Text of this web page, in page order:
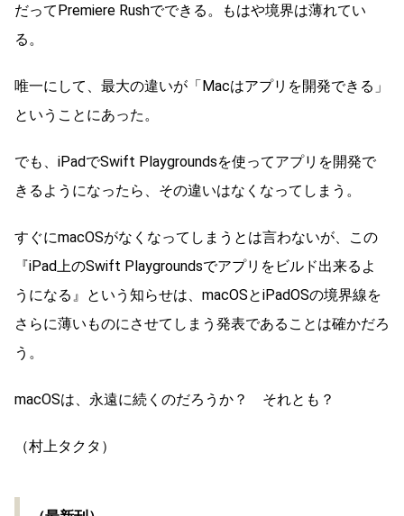
だってPremiere Rushでできる。もはや境界は薄れてい
る。
唯一にして、最大の違いが「Macはアプリを開発できる」
ということにあった。
でも、iPadでSwift Playgroundsを使ってアプリを開発で
きるようになったら、その違いはなくなってしまう。
すぐにmacOSがなくなってしまうとは言わないが、この
『iPad上のSwift Playgroundsでアプリをビルド出来るよ
うになる』という知らせは、macOSとiPadOSの境界線を
さらに薄いものにさせてしまう発表であることは確かだろ
う。
macOSは、永遠に続くのだろうか？ それとも？
（村上タクタ）